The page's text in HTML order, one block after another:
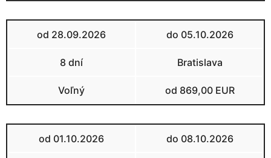
od 28.09.2026 do 05.10.2026
8 dní Bratislava
Voľný od 869,00 EUR
od 01.10.2026 do 08.10.2026